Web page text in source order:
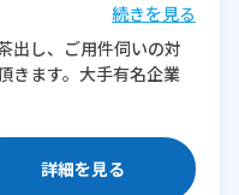
続きを見る
出し、ご用件伺いの対
きます。大手有名企業
詳細を見る